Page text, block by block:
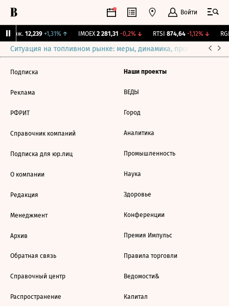
Войти
Бирж. 12,239 +1,31%↑ IMOEX 2 281,31 -0,2%↓ RTSI 874,64 -1,12%↓
Ситуация на топливном рынке: меры, динамика, прогнозы
Подписка
Реклама
РФРИТ
Справочник компаний
Подписка для юр.лиц
О компании
Редакция
Менеджмент
Архив
Обратная связь
Справочный центр
Распространение
Наши проекты
ВЕДЫ
Город
Аналитика
Промышленность
Наука
Здоровье
Конференции
Премия Импульс
Правила торговли
Ведомости&
Капитал